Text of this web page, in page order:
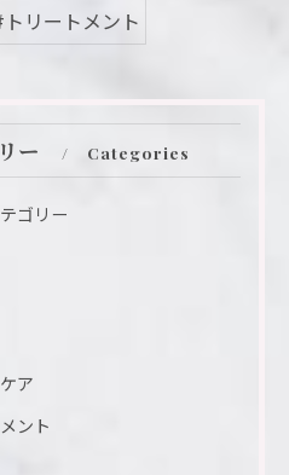
リートメント
ー Categories
ゴリー
ア
ント